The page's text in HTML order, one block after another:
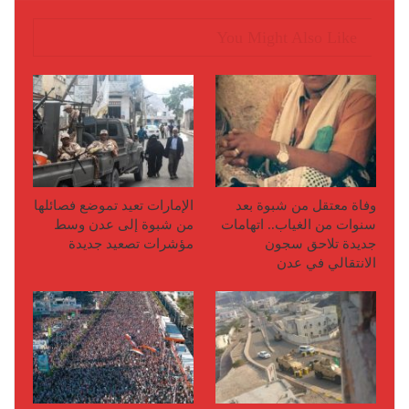
وفاة معتقل من شبوة بعد
سنوات من الغياب.. اتهامات
جديدة تلاحق سجون
الانتقالي في عدن
الإمارات تعيد تموضع فصائلها
من شبوة إلى عدن وسط
مؤشرات تصعيد جديدة